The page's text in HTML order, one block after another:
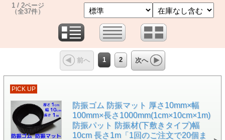
1 / 2ページ
（全37件）
前へ 1 2 次へ
PICK UP
防振ゴム 防振マット 厚さ10mm×幅
100mm×長さ1000mm(1cm×10cm×1m)
防振パット 防振材(下敷きタイプ)幅
10cm 長さ1m「1回のご注文で20個ま